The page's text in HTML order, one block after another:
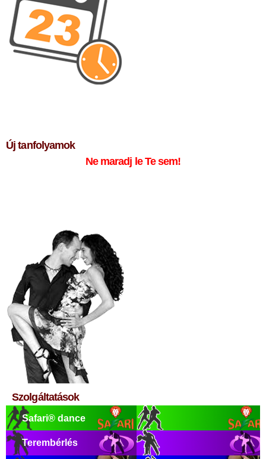
Új tanfolyamok
Ne maradj le Te sem!
Szolgáltatások
Safari® dance
Terembérlés